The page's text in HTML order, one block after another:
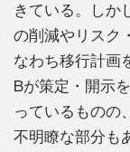
きている。しか
の削減やリスク
なわち移行計画
Bが策定・開示
っているものの
不明瞭な部分も